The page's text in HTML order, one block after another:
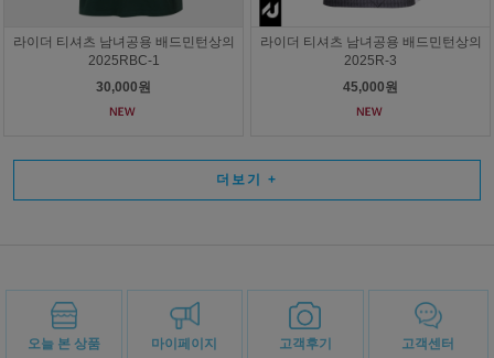
라이더 티셔츠 남녀공용 배드민턴상의
2025RBC-1
30,000원
라이더 티셔츠 남녀공용 배드민턴상의
2025R-3
45,000원
더보기 +
오늘 본 상품 마이페이지 고객후기 고객센터